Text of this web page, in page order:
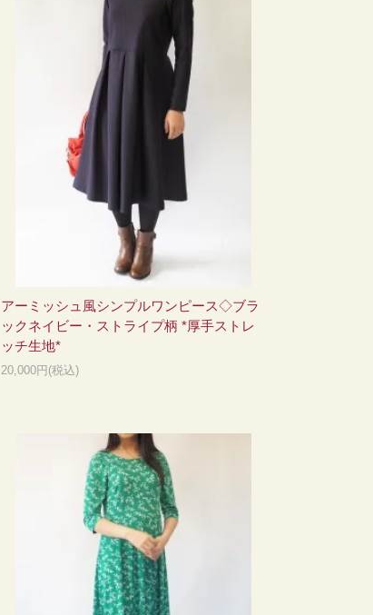
アーミッシュ風シンプルワンピース◇ブラ
ックネイビー・ストライプ柄 *厚手ストレ
ッチ生地*
20,000円(税込)